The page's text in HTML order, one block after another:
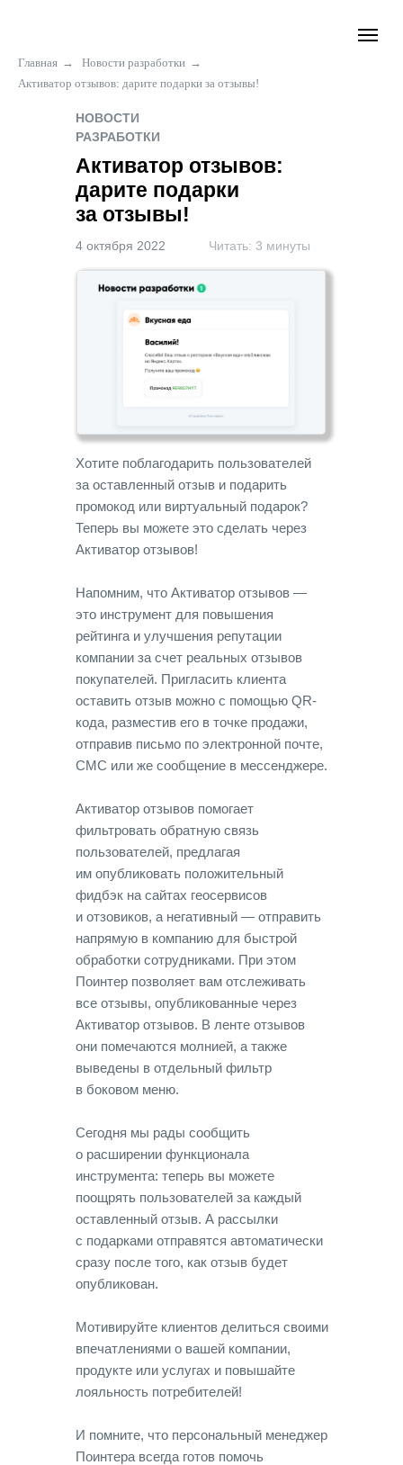
Главная → Новости разработки →
Активатор отзывов: дарите подарки за отзывы!
НОВОСТИ
РАЗРАБОТКИ
4 октября 2022 Читать: 3 минуты
Хотите поблагодарить пользователей
за оставленный отзыв и подарить
промокод или виртуальный подарок?
Теперь вы можете это сделать через
Активатор отзывов!
Напомним, что Активатор отзывов —
это инструмент для повышения
рейтинга и улучшения репутации
компании за счет реальных отзывов
покупателей. Пригласить клиента
оставить отзыв можно с помощью QR-
кода, разместив его в точке продажи,
отправив письмо по электронной почте,
СМС или же сообщение в мессенджере.
Активатор отзывов помогает
фильтровать обратную связь
пользователей, предлагая
им опубликовать положительный
фидбэк на сайтах геосервисов
и отзовиков, а негативный — отправить
напрямую в компанию для быстрой
обработки сотрудниками. При этом
Поинтер позволяет вам отслеживать
все отзывы, опубликованные через
Активатор отзывов. В ленте отзывов
они помечаются молнией, а также
выведены в отдельный фильтр
в боковом меню.
Сегодня мы рады сообщить
о расширении функционала
инструмента: теперь вы можете
поощрять пользователей за каждый
оставленный отзыв. А рассылки
с подарками отправятся автоматически
сразу после того, как отзыв будет
опубликован.
Мотивируйте клиентов делиться своими
впечатлениями о вашей компании,
продукте или услугах и повышайте
лояльность потребителей!
И помните, что персональный менеджер
Поинтера всегда готов помочь
Активатор отзывов:
дарите подарки
за отзывы!